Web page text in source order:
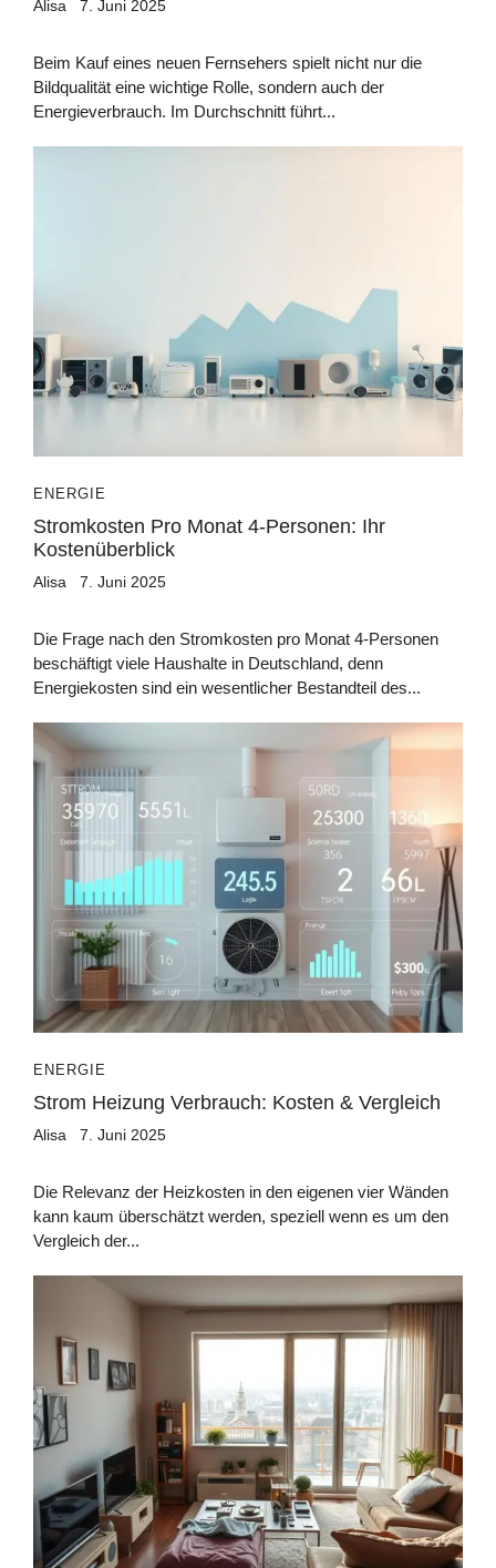
Alisa 7. Juni 2025
Beim Kauf eines neuen Fernsehers spielt nicht nur die
Bildqualität eine wichtige Rolle, sondern auch der
Energieverbrauch. Im Durchschnitt führt...
ENERGIE
Stromkosten Pro Monat 4-Personen: Ihr
Kostenüberblick
Alisa 7. Juni 2025
Die Frage nach den Stromkosten pro Monat 4-Personen
beschäftigt viele Haushalte in Deutschland, denn
Energiekosten sind ein wesentlicher Bestandteil des...
ENERGIE
Strom Heizung Verbrauch: Kosten & Vergleich
Alisa 7. Juni 2025
Die Relevanz der Heizkosten in den eigenen vier Wänden
kann kaum überschätzt werden, speziell wenn es um den
Vergleich der...